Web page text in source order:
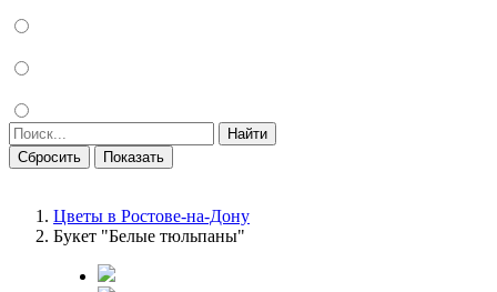
Найти
Сбросить
Показать
Цветы в Ростове-на-Дону
Букет "Белые тюльпаны"